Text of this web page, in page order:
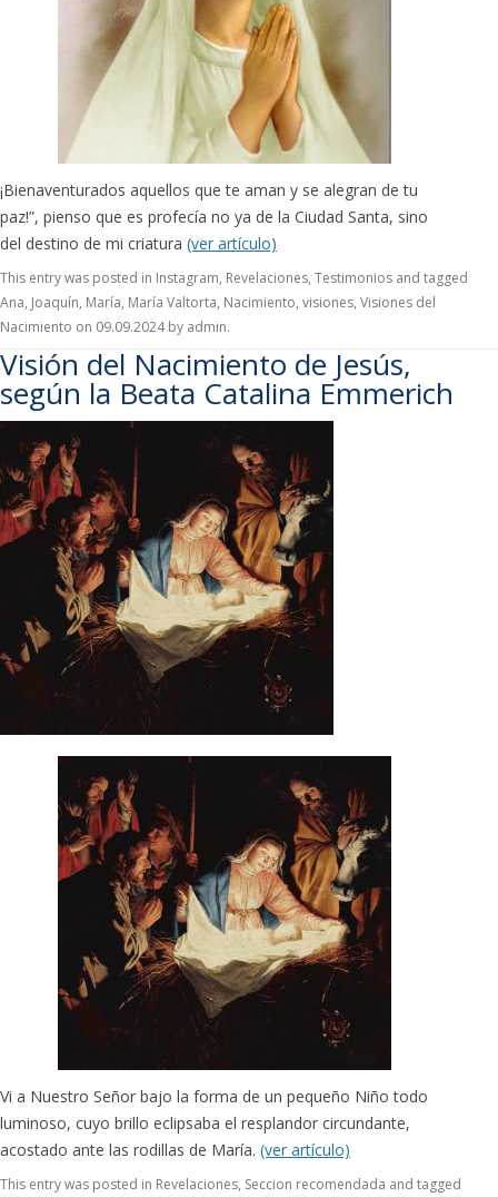
¡Bienaventurados aquellos que te aman y se alegran de tu
paz!”, pienso que es profecía no ya de la Ciudad Santa, sino
del destino de mi criatura (ver artículo)
This entry was posted in Instagram, Revelaciones, Testimonios and tagged
Ana, Joaquín, María, María Valtorta, Nacimiento, visiones, Visiones del
Nacimiento on 09.09.2024by admin.
Visión del Nacimiento de Jesús,
según la Beata Catalina Emmerich
Vi a Nuestro Señor bajo la forma de un pequeño Niño todo
luminoso, cuyo brillo eclipsaba el resplandor circundante,
acostado ante las rodillas de María. (ver artículo)
This entry was posted in Revelaciones, Seccion recomendada and tagged